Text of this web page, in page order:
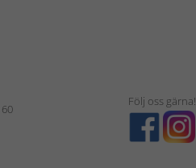
Följ oss gärna!